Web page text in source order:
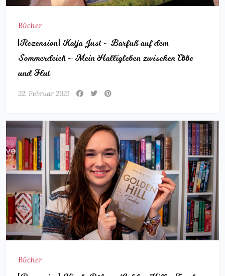
Bücher
[Rezension] Katja Just – Barfuß auf dem
Sommerdeich – Mein Halligleben zwischen Ebbe
und Flut
22. Februar 2021
Bücher